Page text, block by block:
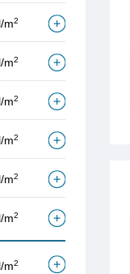
m2
m2
m2
m2
m2
m2
m2